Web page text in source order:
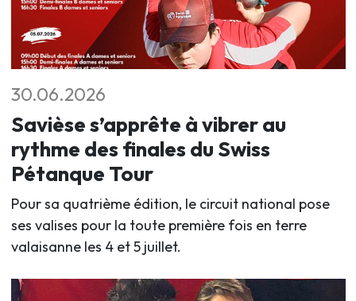
30.06.2026
Savièse s’apprête à vibrer au
rythme des finales du Swiss
Pétanque Tour
Pour sa quatrième édition, le circuit national pose
ses valises pour la toute première fois en terre
valaisanne les 4 et 5 juillet.